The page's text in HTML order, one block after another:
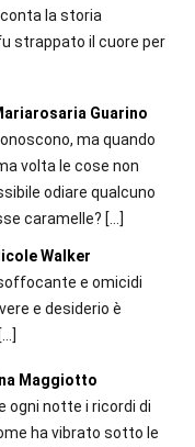
la storia
strappato il cuore per
Guarino
ma quando
volta le cose non
odiare qualcuno
caramelle? […]
Walker
e omicidi
e desiderio è
[…]
Maggiotto
ogni notte i ricordi di
ha vibrato sotto le